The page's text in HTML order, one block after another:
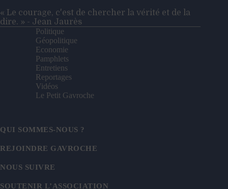
« Le courage, c'est de chercher la vérité et de la
dire. » - Jean Jaurès
Politique
Géopolitique
Economie
Pamphlets
Entretiens
Reportages
Vidéos
Le Petit Gavroche
QUI SOMMES-NOUS ?
REJOINDRE GAVROCHE
NOUS SUIVRE
SOUTENIR L’ASSOCIATION